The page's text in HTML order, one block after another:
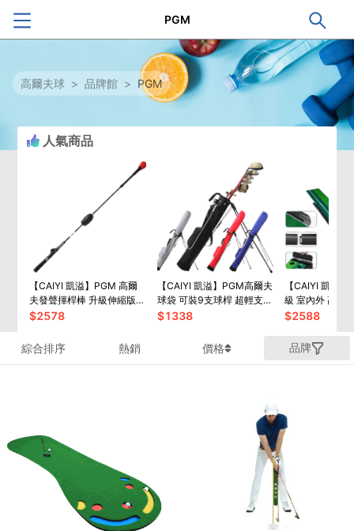
PGM
高爾夫球 > 品牌館 > PGM
人氣商品
【CAIYI 凱溢】PGM 高爾
夫發聲揮桿棒 升級伸縮版
可調整6檔 揮桿訓練器
$2578
【CAIYI 凱溢】PGM高爾夫
球袋 可裝9支球桿 超輕支架
包 高爾夫球練習袋 男女防
$1338
【CAIYI 凱溢
級 室內外 高爾
果嶺球場 迷你
道
$2588
綜合排序 熱銷 價格 品牌